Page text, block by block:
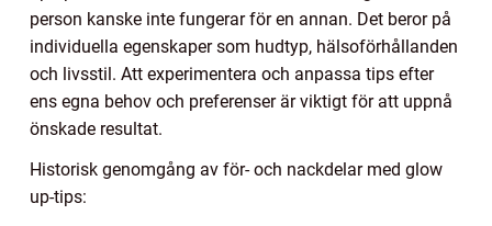
person kanske inte fungerar för en annan. Det beror på
individuella egenskaper som hudtyp, hälsoförhållanden
och livsstil. Att experimentera och anpassa tips efter
ens egna behov och preferenser är viktigt för att uppnå
önskade resultat.
Historisk genomgång av för- och nackdelar med glow
up-tips: